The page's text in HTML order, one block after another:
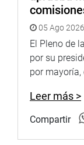
05 Ago
El Pleno de
por su
por mayoría,
Leer más >
Compartir